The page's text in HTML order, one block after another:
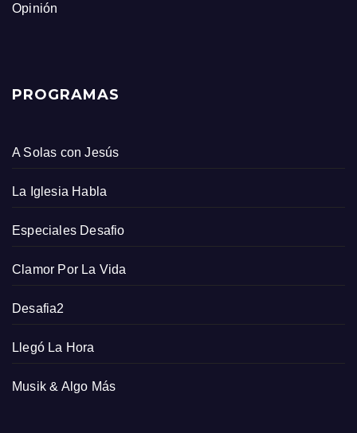
Opinión
PROGRAMAS
A Solas con Jesús
La Iglesia Habla
Especiales Desafio
Clamor Por La Vida
Desafia2
Llegó La Hora
Musik & Algo Más